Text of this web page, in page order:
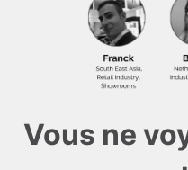
Vous ne